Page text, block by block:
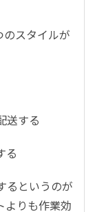
スタイルが
送する
る
るというのが
よりも作業効